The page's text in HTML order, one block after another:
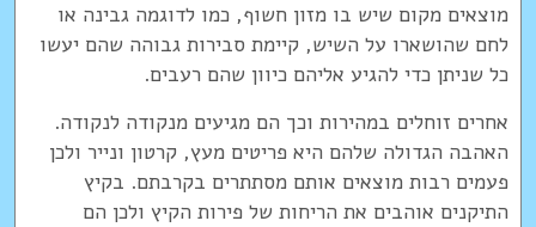
מוצאים מקום שיש בו מזון חשוף, כמו לדוגמה גבינה או
לחם שהושארו על השיש, קיימת סבירות גבוהה שהם יעשו
כל שניתן כדי להגיע אליהם כיוון שהם רעבים.
אחרים זוחלים במהירות וכך הם מגיעים מנקודה לנקודה.
האהבה הגדולה שלהם היא פריטים מעץ, קרטון ונייר ולכן
פעמים רבות מוצאים אותם מסתתרים בקרבתם. בקיץ
התיקנים אוהבים את הריחות של פירות הקיץ ולכן הם